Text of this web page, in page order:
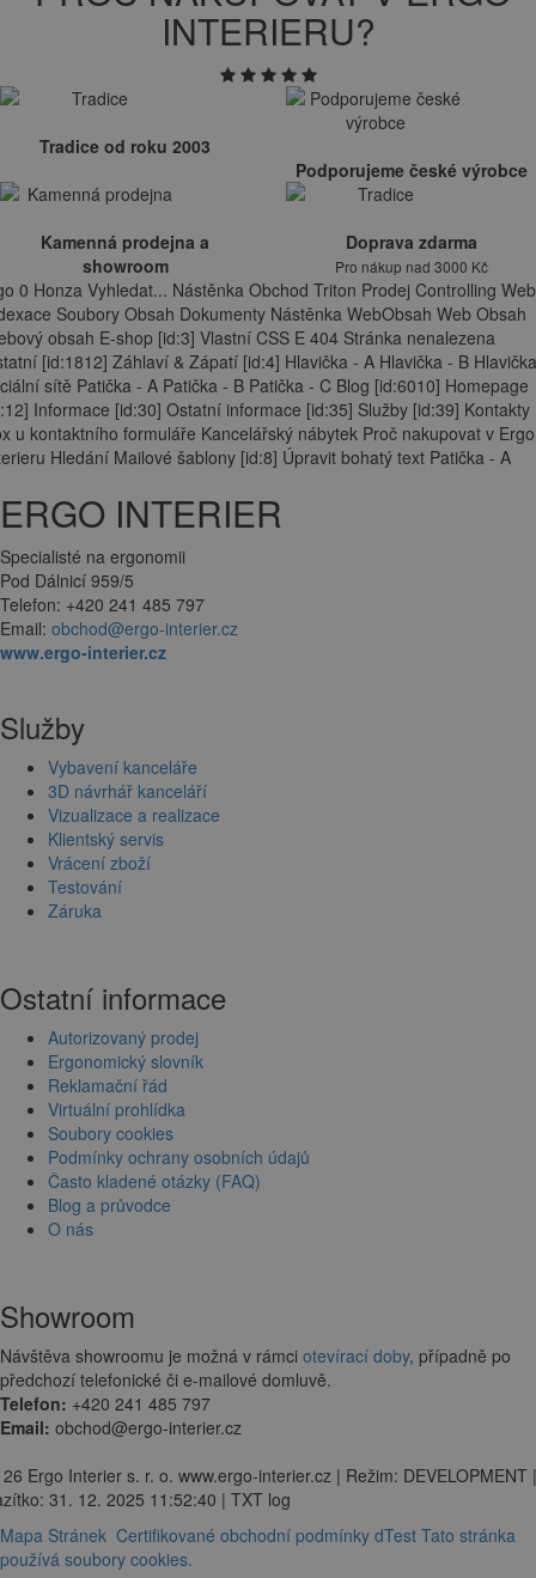
INTERIERU?
Tradice od roku 2003
Podporujeme české výrobce
Kamenná prodejna a
showroom
Doprava zdarma
Pro nákup nad 3000 Kč
0 Honza Vyhledat... Nástěnka Obchod Triton Prodej Controlling Web
Soubory Obsah Dokumenty Nástěnka WebObsah Web Obsah
obsah E-shop [id:3] Vlastní CSS E 404 Stránka nenalezena
[id:1812] Záhlaví & Zápatí [id:4] Hlavička - A Hlavička - B
sítě Patička - A Patička - B Patička - C Blog [id:6010] Homepage
Informace [id:30] Ostatní informace [id:35] Služby [id:39] Kontakty
u kontaktního formuláře Kancelářský nábytek Proč nakupovat v Ergo
Hledání Mailové šablony [id:8] Úpravit bohatý text Patička - A
ERGO INTERIER
Specialisté na ergonomii
Pod Dálnicí 959/5
Telefon: +420 241 485 797
Email: obchod@ergo-interier.cz
www.ergo-interier.cz
Služby
Vybavení kanceláře
3D návrhář kanceláří
Vizualizace a realizace
Klientský servis
Vrácení zboží
Testování
Záruka
Ostatní informace
Autorizovaný prodej
Ergonomický slovník
Reklamační řád
Virtuální prohlídka
Soubory cookies
Podmínky ochrany osobních údajů
Často kladené otázky (FAQ)
Blog a průvodce
O nás
Showroom
Návštěva showroomu je možná v rámci otevírací doby, případně po
předchozí telefonické či e-mailové domluvě.
Telefon: +420 241 485 797
Email: obchod@ergo-interier.cz
Ergo Interier s. r. o. www.ergo-interier.cz | Režim: DEVELOPMENT |
31. 12. 2025 11:52:40 | TXT log
Mapa Stránek Certifikované obchodní podmínky dTest Tato stránka
používá soubory cookies.